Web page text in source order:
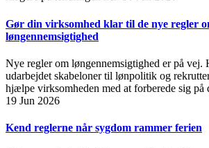
Gør din virksomhed klar til de nye regler
løngennemsigtighed
Nye regler om løngennemsigtighed er på
udarbejdet skabeloner til lønpolitik og
hjælpe virksomheden med at forberede sig på
19 Jun 2026
Kend reglerne når sygdom rammer ferien